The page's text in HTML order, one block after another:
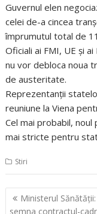
Guvernul elen
celei de-a cincea
împrumutul total de
Oficiali ai FMI, UE şi
nu vor debloca noua
de austeritate.
Reprezentanţii
reuniune la Viena
Cel mai probabil,
mai stricte pentru
Stiri
Navigare
în
Ministerul
semna contractul-